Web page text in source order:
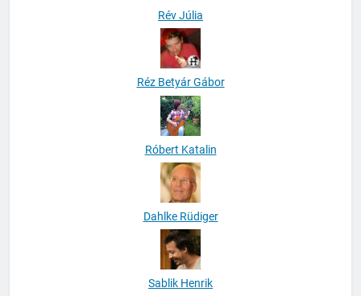
Rév Júlia
Réz Betyár Gábor
Róbert Katalin
Dahlke Rüdiger
Sablik Henrik